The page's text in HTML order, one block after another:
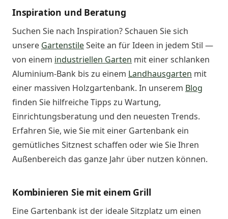
Inspiration und Beratung
Suchen Sie nach Inspiration? Schauen Sie sich
unsere GartenstileSeite an für Ideen in jedem Stil —
von einem industriellen Garten mit einer schlanken
Aluminium-Bank bis zu einem Landhausgarten mit
einer massiven Holzgartenbank. In unserem Blog
finden Sie hilfreiche Tipps zu Wartung,
Einrichtungsberatung und den neuesten Trends.
Erfahren Sie, wie Sie mit einer Gartenbank ein
gemütliches Sitznest schaffen oder wie Sie Ihren
Außenbereich das ganze Jahr über nutzen können.
Kombinieren Sie mit einem Grill
Eine Gartenbank ist der ideale Sitzplatz um einen